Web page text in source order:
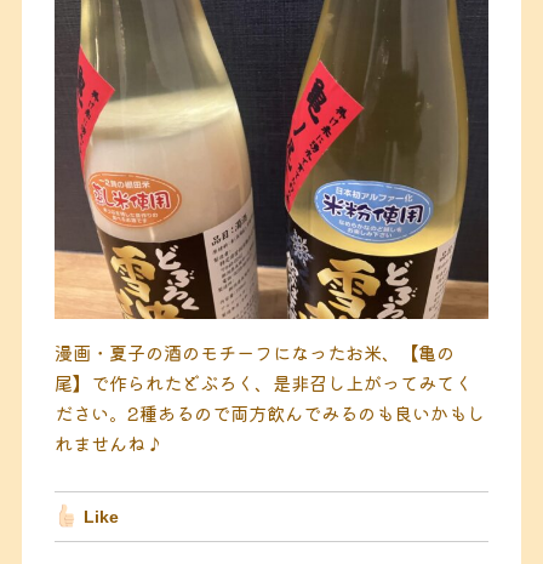
漫画・夏子の酒のモチーフになったお米、【亀の
尾】で作られたどぶろく、是非召し上がってみてく
ださい。2種あるので両方飲んでみるのも良いかもし
れませんね♪
Like